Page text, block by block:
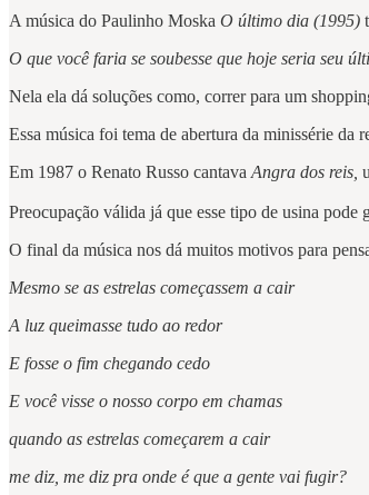
A música do Paulinho Moska O último dia (1995)
O que você faria se soubesse que hoje seria seu
Nela ela dá soluções como, correr para um
Essa música foi tema de abertura da minissérie da
Em 1987 o Renato Russo cantava Angra dos reis,
Preocupação válida já que esse tipo de usina
O final da música nos dá muitos motivos para
Mesmo se as estrelas começassem a cair
A luz queimasse tudo ao redor
E fosse o fim chegando cedo
E você visse o nosso corpo em chamas
quando as estrelas começarem a cair
me diz, me diz pra onde é que a gente vai fugir?